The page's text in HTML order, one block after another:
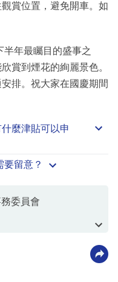
賞位置，避免開車。如
年最矚目的盛事之
賞到煙花的絢麗景色。
排。祝大家在國慶期間
什麼津貼可以申
留意？
委員會